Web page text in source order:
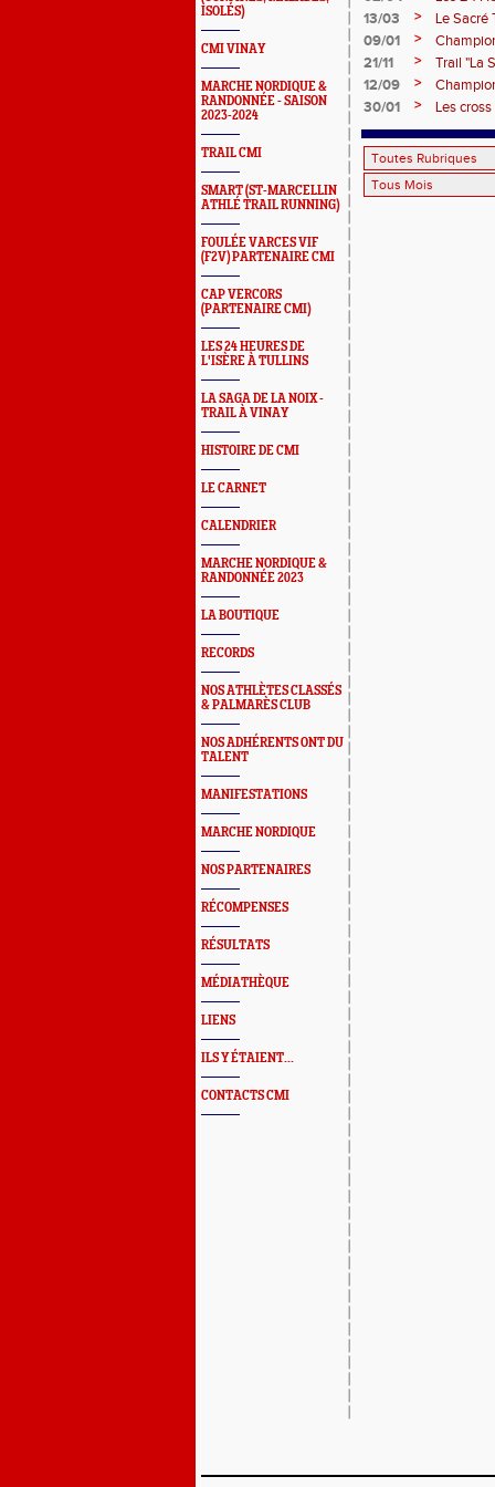
ISOLÉS)
CMI VINAY
MARCHE NORDIQUE &
RANDONNÉE - SAISON
2023-2024
TRAIL CMI
SMART (ST-MARCELLIN
ATHLÉ TRAIL RUNNING)
FOULÉE VARCES VIF
(F2V) PARTENAIRE CMI
CAP VERCORS
(PARTENAIRE CMI)
LES 24 HEURES DE
L'ISÈRE À TULLINS
LA SAGA DE LA NOIX -
TRAIL À VINAY
HISTOIRE DE CMI
LE CARNET
CALENDRIER
MARCHE NORDIQUE &
RANDONNÉE 2023
LA BOUTIQUE
RECORDS
NOS ATHLÈTES CLASSÉS
& PALMARÈS CLUB
NOS ADHÉRENTS ONT DU
TALENT
MANIFESTATIONS
MARCHE NORDIQUE
NOS PARTENAIRES
RÉCOMPENSES
RÉSULTATS
MÉDIATHÈQUE
LIENS
ILS Y ÉTAIENT...
CONTACTS CMI
13/03
>
Le Sacré
09/01
>
21/11
>
Trail "La
12/09
>
30/01
> Les